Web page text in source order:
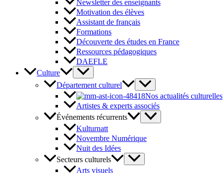
Newsletter des enseignants
Motivation des élèves
Assistant de français
Formations
Découverte des études en France
Ressources pédagogiques
DAEFLE
Culture
Département culturel
Nos actualités culturelles
Artistes & experts associés
Événements récurrents
Kulturnatt
Novembre Numérique
Nuit des Idées
Secteurs culturels
Arts visuels